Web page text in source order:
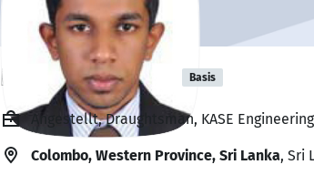
Roshan Pradep Basis
Angestellt, Draughtsman, KASE
Colombo, Western Province, Sri Lanka, Sri